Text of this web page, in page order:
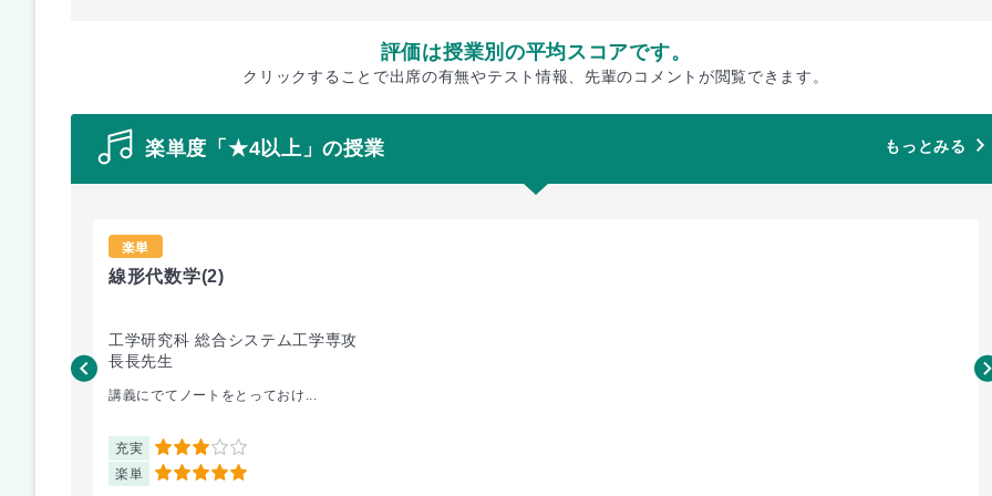
評価は授業別の平均スコアです。
クリックすることで出席の有無やテスト情報、先輩のコメントが閲覧できます。
楽単度「★4以上」の授業 もっとみる
楽単
線形代数学(2)
工学研究科 総合システム工学専攻
長長先生
講義にでてノートをとっておけ...
充実 3
楽単 5